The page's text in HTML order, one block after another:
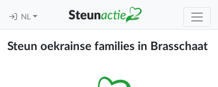
NL
Steun oekrainse families in Brasschaat